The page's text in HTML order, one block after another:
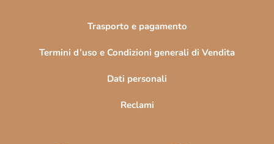
Trasporto e pagamento
Termini d’uso e Condizioni generali di Vendita
Dati personali
Reclami